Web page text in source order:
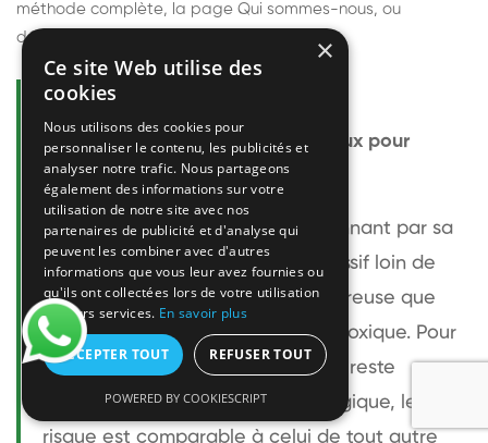
méthode complète, la page Qui sommes-nous, ou
découvrir
Questions fréquentes
Le frelon européen est-il dangereux pour
l'homme ?
Le frelon européen est impressionnant par sa
taille mais relativement peu agressif loin de
son nid. Sa piqûre est plus douloureuse que
celle d'une guêpe sans être plus toxique. Pour
une personne non allergique, elle reste
bénigne. Pour une personne allergique, le
risque est comparable à celui de tout autre
×
Ce site Web utilise des
cookies
Nous utilisons des cookies pour
personnaliser le contenu, les publicités et
analyser notre trafic. Nous partageons
également des informations sur votre
utilisation de notre site avec nos
partenaires de publicité et d'analyse qui
peuvent les combiner avec d'autres
informations que vous leur avez fournies ou
qu'ils ont collectées lors de votre utilisation
de leurs services. En savoir plus
ACCEPTER TOUT REFUSER TOUT
POWERED BY COOKIESCRIPT